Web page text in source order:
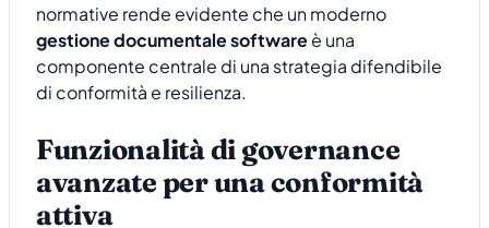
normative rende evidente che un moderno
gestione documentale softwareè una
componente centrale di una strategia difendibile
di conformità e resilienza.
Funzionalità di governance
avanzate per una conformità
attiva